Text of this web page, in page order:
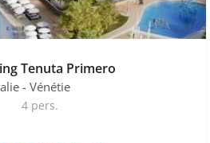
Tenuta Primero
- Vénétie
4 pers.